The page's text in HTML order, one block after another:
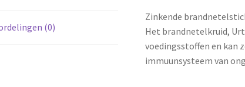
(0)
Zinkende
Het brandnetelkruid,
voedingsstoffen en kan
immuunsysteem van